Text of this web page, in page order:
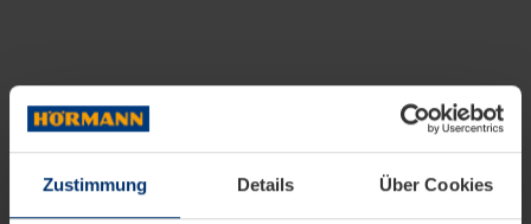
Zustimmung Details Über Cookies